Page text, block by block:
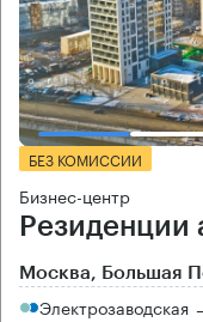
БЕЗ КОМИССИИ
Бизнес-центр
Резиденции
Москва, Большая